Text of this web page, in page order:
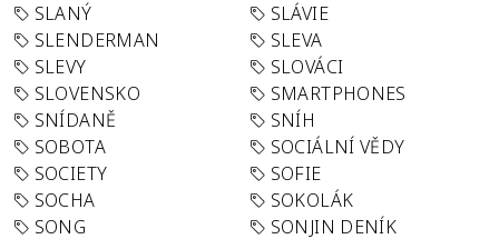
SLANÝ
SLÁVIE
SLENDERMAN
SLEVA
SLEVY
SLOVÁCI
SLOVENSKO
SMARTPHONES
SNÍDANĚ
SNÍH
SOBOTA
SOCIÁLNÍ VĚDY
SOCIETY
SOFIE
SOCHA
SOKOLÁK
SONG
SONJIN DENÍK